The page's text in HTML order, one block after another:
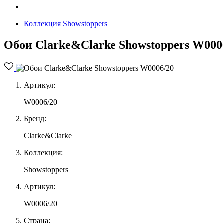
Коллекция Showstoppers
Обои Clarke&Clarke Showstoppers
Артикул:
W0006/20
Бренд:
Clarke&Clarke
Коллекция:
Showstoppers
Артикул:
W0006/20
Страна: